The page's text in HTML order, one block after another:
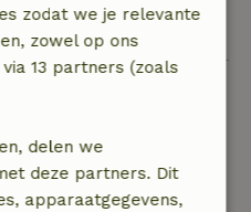
bouwmaterialen
plastic,
zodat we je relevante
zowel op ons
13 partners (zoals
delen we
deze partners. Dit
apparaatgegevens,